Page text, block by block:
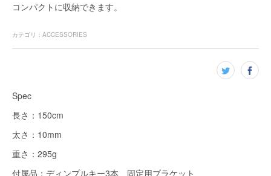
コンパクトに収納できます。
カテゴリ ： ACCESSORIES
Spec
長さ：150cm
太さ：10mm
重さ：295g
付属品：ディンプルキー3本 固定用ブラケット